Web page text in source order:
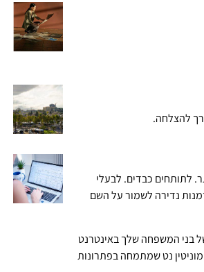
להצלחה.
לתותחים כבדים. לבעלי
נדירה לשמור על השם
בני המשפחה שלך באינטרנט
נט שמתמחה בפתרונות